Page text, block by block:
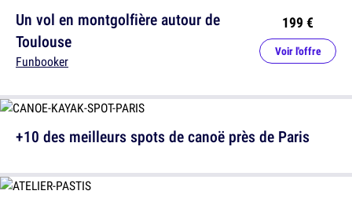
Un vol en montgolfière autour de
Toulouse
Funbooker
199 €
Voir l'offre
+10 des meilleurs spots de canoë près de Paris